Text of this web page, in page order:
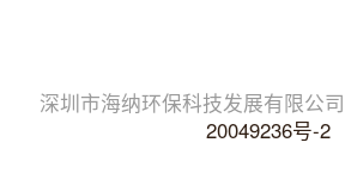
深圳市海纳环保科技发展有限公司
20049236号-2